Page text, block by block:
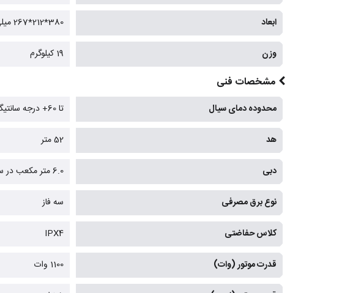
ابعاد 380*212*267 میلی‌متر (طول*عرض*ارتفاع)
وزن 19 کیلوگرم
مشخصات فنی
محدوده دمای سیال تا 60+ درجه سانتیگراد
هد 52 متر
دبی 6.0 متر مکعب در ساعت
نوع برق مصرفی سه فاز
کلاس حفاضتی IPX4
قدرت موتور (وات) 1100 وات